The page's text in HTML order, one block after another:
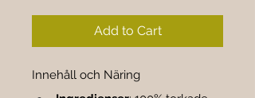
Add to Cart
Innehåll och Näring